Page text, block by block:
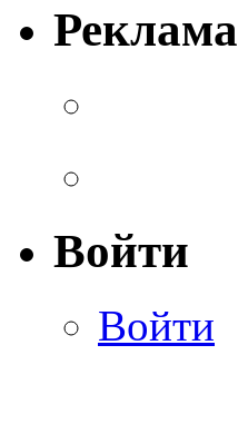
Реклама
Войти
Войти